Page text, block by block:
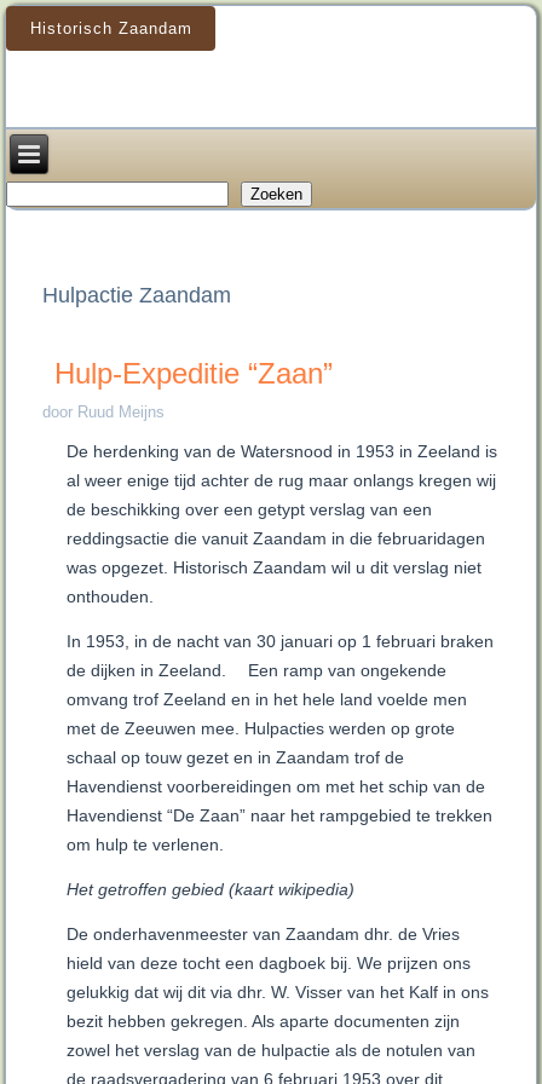
Historisch Zaandam
Zoeken
Hulpactie Zaandam
Hulp-Expeditie “Zaan”
door Ruud Meijns
De herdenking van de Watersnood in 1953 in Zeeland is
al weer enige tijd achter de rug maar onlangs kregen wij
de beschikking over een getypt verslag van een
reddingsactie die vanuit Zaandam in die februaridagen
was opgezet. Historisch Zaandam wil u dit verslag niet
onthouden.
In 1953, in de nacht van 30 januari op 1 februari braken
de dijken in Zeeland.
Een ramp van ongekende
omvang trof Zeeland en in het hele land voelde men
met de Zeeuwen mee. Hulpacties werden op grote
schaal op touw gezet en in Zaandam trof de
Havendienst voorbereidingen om met het schip van de
Havendienst “De Zaan” naar het rampgebied te trekken
om hulp te verlenen.
Het getroffen gebied (kaart wikipedia)
De onderhavenmeester van Zaandam dhr. de Vries
hield van deze tocht een dagboek bij. We prijzen ons
gelukkig dat wij dit via dhr. W. Visser van het Kalf in ons
bezit hebben gekregen. Als aparte documenten zijn
zowel het verslag van de hulpactie als de notulen van
de raadsvergadering van 6 februari 1953 over dit